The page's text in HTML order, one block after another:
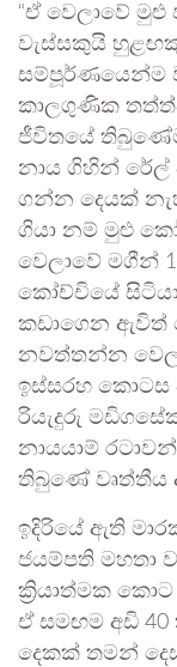
“ඒ වෙලාවේ
වැස්සකුයි
සම්පූර්ණයෙන්ම
කාලගුණික
ජීවිතයේ
නාය ගිහින් රේල්
ගන්න දෙයක්
ගියා නම් මුළු
වෙලාවේ මගීන්
කෝච්චියේ
කඩාගෙන ඇවිත්
නවත්තන්න
ඉස්සරහ කොටස
රියැදුරු
නායයාම්
තිබුණේ වෘත්තීය
ඉදිරියේ ඇති
ජයම්පති මහතා
ක්‍රියාත්මක
ඒ සමඟම අඩි
දෙකක් තමන්